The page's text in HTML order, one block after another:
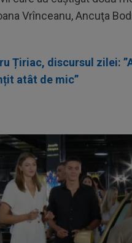
Vrînceanu, Ancuţa
Țiriac, discursul zilei:
atât de mic”